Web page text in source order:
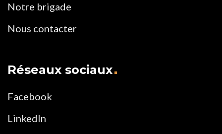
Notre brigade
Nous contacter
Réseaux sociaux
Facebook
LinkedIn